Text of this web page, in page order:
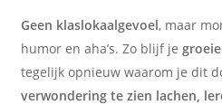
Geen klaslokaalgevoel, maar
humor en aha’s. Zo blijf je
tegelijk opnieuw waarom je dit
verwondering te zien lachen,